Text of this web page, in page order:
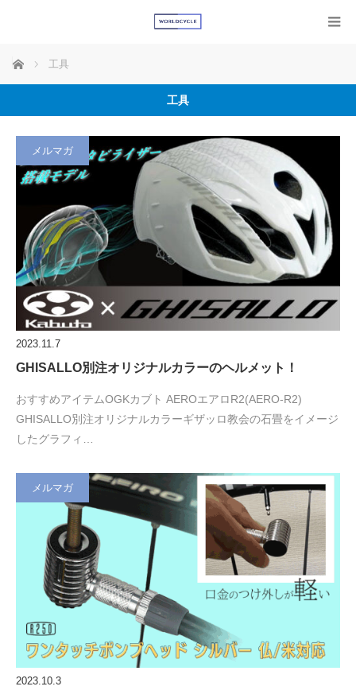
ホーム 工具
工具
メルマガ
2023.11.7
GHISALLO別注オリジナルカラーのヘルメット！
おすすめアイテムOGKカブト AEROエアロR2(AERO-R2)
GHISALLO別注オリジナルカラーギザッロ教会の石畳をイメージ
したグラフィ…
メルマガ
2023.10.3